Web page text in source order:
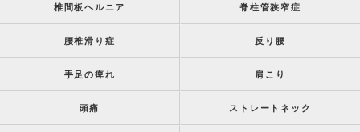
椎間板ヘルニア 脊柱管狭窄症
腰椎滑り症 反り腰
手足の痺れ 肩こり
頭痛 ストレートネック